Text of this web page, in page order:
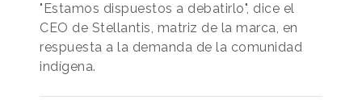
"Estamos dispuestos a debatirlo", dice el
CEO de Stellantis, matriz de la marca, en
respuesta a la demanda de la comunidad
indígena.